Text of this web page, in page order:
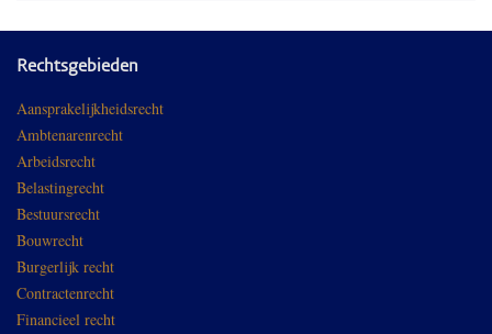
Rechtsgebieden
Aansprakelijkheidsrecht
Ambtenarenrecht
Arbeidsrecht
Belastingrecht
Bestuursrecht
Bouwrecht
Burgerlijk recht
Contractenrecht
Financieel recht